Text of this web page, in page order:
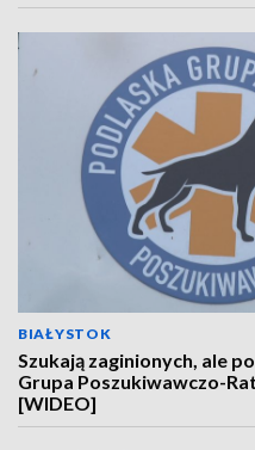
BIAŁYSTOK
Szukają zaginionych, ale
Grupa Poszukiwawczo-
[WIDEO]